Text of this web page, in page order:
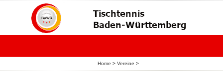
Home > Vereine >